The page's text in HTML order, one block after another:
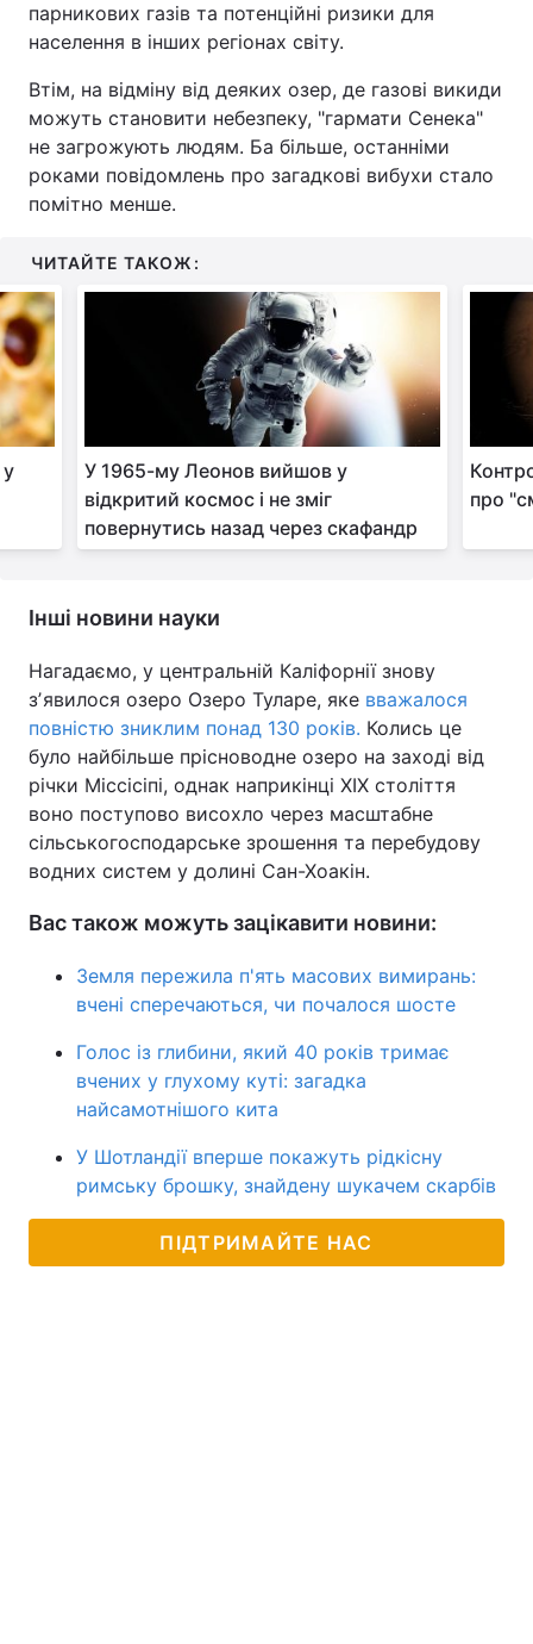
парникових газів та потенційні ризики для
населення в інших регіонах світу.
Втім, на відміну від деяких озер, де газові викиди
можуть становити небезпеку, "гармати Сенека"
не загрожують людям. Ба більше, останніми
роками повідомлень про загадкові вибухи стало
помітно менше.
ЧИТАЙТЕ ТАКОЖ:
У 1965-му Леонов вийшов у
відкритий космос і не зміг
повернутись назад через скафандр
про
Інші новини науки
Нагадаємо, у центральній Каліфорнії знову
зʼявилося озеро Озеро Туларе, яке вважалося
повністю зниклим понад 130 років. Колись це
було найбільше прісноводне озеро на заході від
річки Міссісіпі, однак наприкінці XIX століття
воно поступово висохло через масштабне
сільськогосподарське зрошення та перебудову
водних систем у долині Сан-Хоакін.
Вас також можуть зацікавити новини:
Земля пережила п'ять масових вимирань:
вчені сперечаються, чи почалося шосте
Голос із глибини, який 40 років тримає
вчених у глухому куті: загадка
найсамотнішого кита
У Шотландії вперше покажуть рідкісну
римську брошку, знайдену шукачем скарбів
ПІДТРИМАЙТЕ НАС